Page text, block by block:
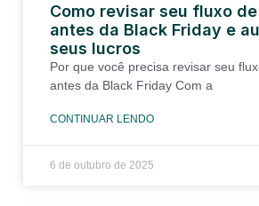
Como revisar seu fluxo
antes da Black Friday e
seus lucros
Por que você precisa revisar seu
antes da Black Friday Com a
CONTINUAR LENDO
6 de outubro de 2025